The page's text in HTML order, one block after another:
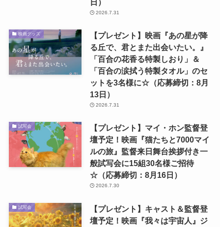
日）
2026.7.31
映画グッズ
【プレゼント】映画『あの星が降
る丘で、君とまた出会いたい。』
「百合の花香る特製しおり」＆
「百合の涙拭う特製タオル」のセ
ットを3名様に☆（応募締切：8月
13日）
2026.7.31
試写会
【プレゼント】マイ・ホン監督登
壇予定！映画『猫たちと7000マイ
ルの旅』監督来日舞台挨拶付き一
般試写会に15組30名様ご招待
☆（応募締切：8月16日）
2026.7.30
試写会
【プレゼント】キャスト＆監督登
壇予定！映画『我々は宇宙人』ジ